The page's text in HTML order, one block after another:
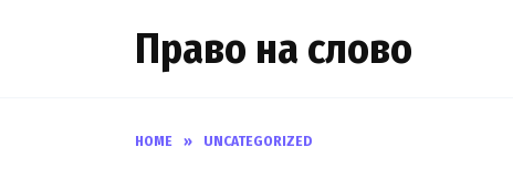
Право на слово
HOME » UNCATEGORIZED